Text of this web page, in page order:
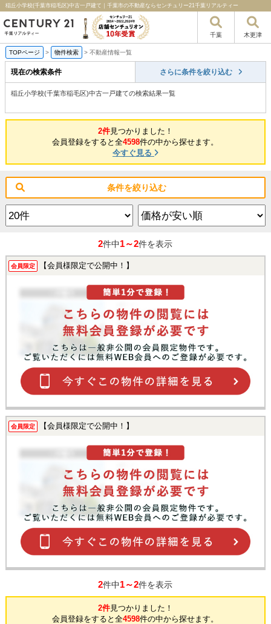
稲丘小学校(千葉市稲毛区)中古一戸建て｜千葉市の不動産ならセンチュリー21千葉リアルティー
千葉 木更津
TOPページ > 物件検索 > 不動産情報一覧
現在の検索条件 さらに条件を絞り込む
稲丘小学校(千葉市稲毛区)中古一戸建ての検索結果一覧
2件見つかりました！
会員登録をすると全4598件の中から探せます。
今すぐ見る
条件を絞り込む
2件中1～2件を表示
会員限定 【会員様限定で公開中！】
会員限定 【会員様限定で公開中！】
2件中1～2件を表示
2件見つかりました！
会員登録をすると全4598件の中から探せます。